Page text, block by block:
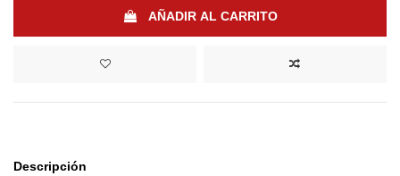
AÑADIR AL CARRITO
Descripción